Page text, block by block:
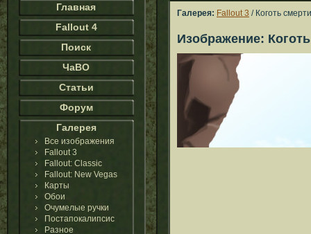
Главная
Fallout 4
Поиск
ЧаВО
Статьи
Форум
Галерея
Все изображения
Fallout 3
Fallout: Classic
Fallout: New Vegas
Карты
Обои
Очумелые ручки
Постапокалипсис
Разное
Галерея: Fallout 3 / Коготь смерти
Изображение: